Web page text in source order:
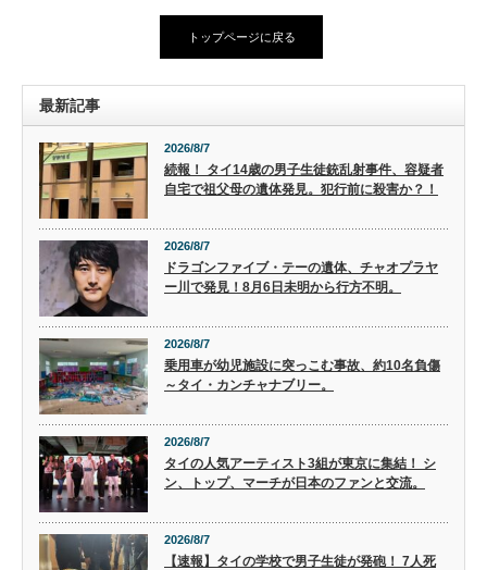
トップページに戻る
最新記事
2026/8/7
続報！ タイ14歳の男子生徒銃乱射事件、容疑者
自宅で祖父母の遺体発見。犯行前に殺害か？！
2026/8/7
ドラゴンファイブ・テーの遺体、チャオプラヤ
ー川で発見！8月6日未明から行方不明。
2026/8/7
乗用車が幼児施設に突っこむ事故、約10名負傷
～タイ・カンチャナブリー。
2026/8/7
タイの人気アーティスト3組が東京に集結！ シ
ン、トップ、マーチが日本のファンと交流。
2026/8/7
【速報】タイの学校で男子生徒が発砲！ 7人死